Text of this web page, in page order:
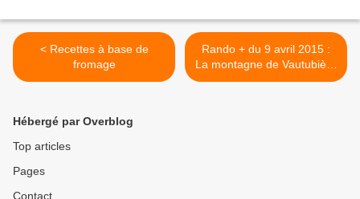
< Recettes à base de
fromage
Rando + du 9 avril 2015 :
La montagne de Vautubière
>
Hébergé par Overblog
Top articles
Pages
Contact